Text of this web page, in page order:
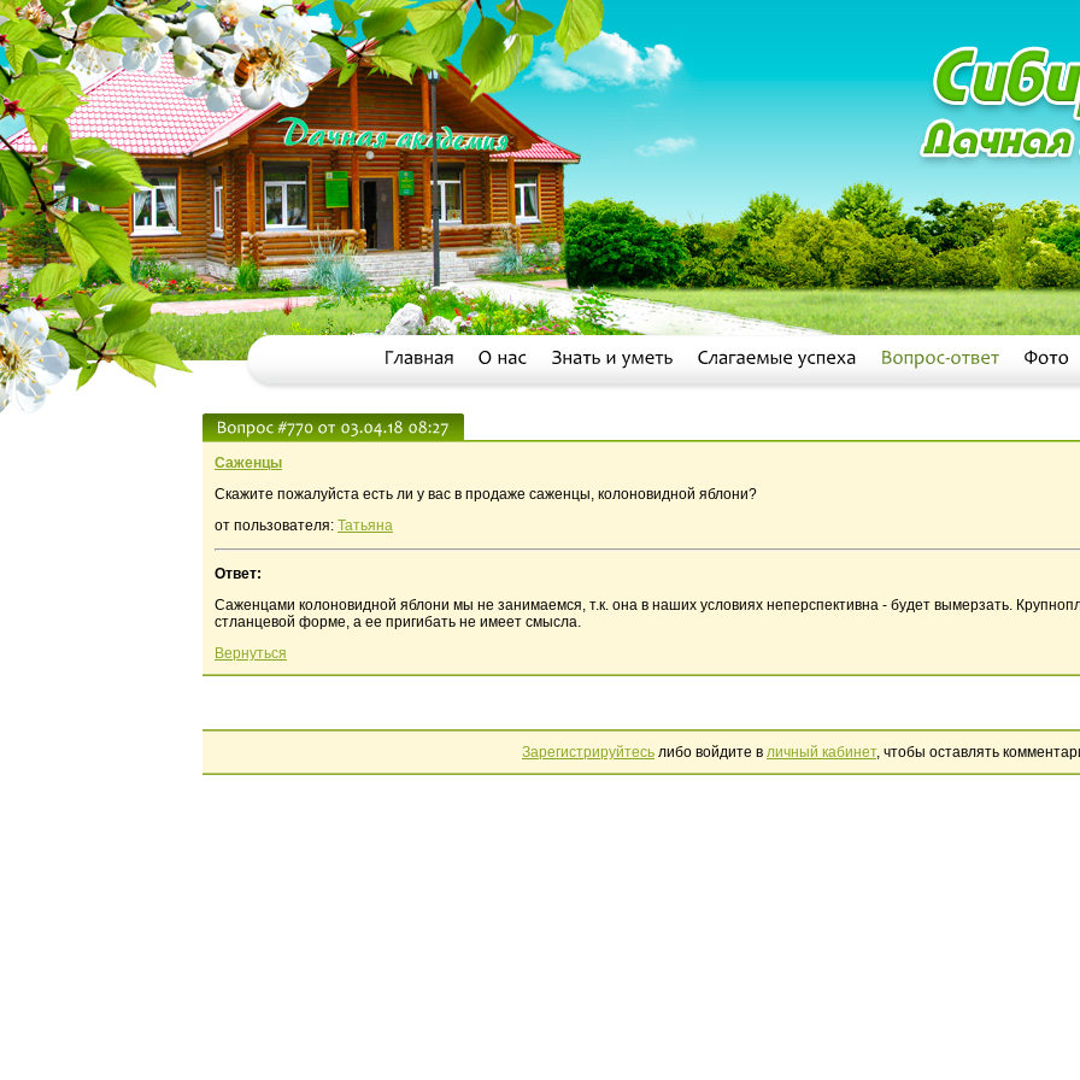
Саженцы
Скажите пожалуйста есть ли у вас в продаже саженцы, колоновидной яблони?
от пользователя: Татьяна
Ответ:
Саженцами колоновидной яблони мы не занимаемся, т.к. она в наших условиях неперспективна - будет вымерзать.
стланцевой форме, а ее пригибать не имеет смысла.
Вернуться
Зарегистрируйтесь либо войдите в личный кабинет, чтобы оставлять